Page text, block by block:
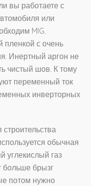
вы работаете с
или
MIG.
пленкой с очень
Инертный аргон не
чистый шов. К тому
переменный ток
инверторных
строительства
обычная
углекислый газ
больше брызг
потом нужно